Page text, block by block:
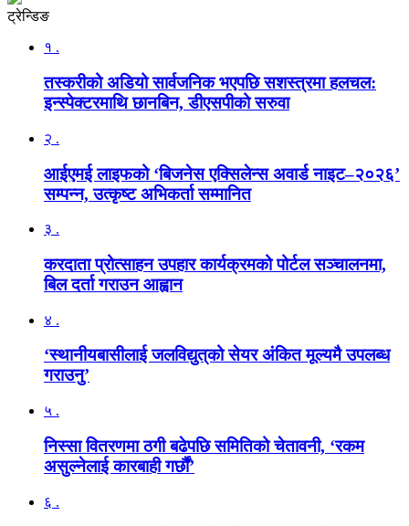
ट्रेन्डिङ
१ .
तस्करीको अडियो सार्वजनिक भएपछि सशस्त्रमा हलचल:
इन्स्पेक्टरमाथि छानबिन, डीएसपीको सरुवा
२ .
आईएमई लाइफको ‘बिजनेस एक्सिलेन्स अवार्ड नाइट–२०२६’
सम्पन्न, उत्कृष्ट अभिकर्ता सम्मानित
३ .
करदाता प्रोत्साहन उपहार कार्यक्रमको पोर्टल सञ्चालनमा,
बिल दर्ता गराउन आह्वान
४ .
‘स्थानीयबासीलाई जलविद्युत्‌को सेयर अंकित मूल्यमै उपलब्ध
गराउनु’
५ .
निस्सा वितरणमा ठगी बढेपछि समितिको चेतावनी, ‘रकम
असुल्नेलाई कारबाही गर्छाैं’
६ .